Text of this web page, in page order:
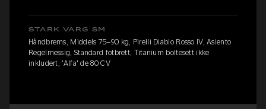
STARK VARG SM
Håndbrems, Middels 75–90 kg, Pirelli Diablo Rosso IV, Asiento
Regelmessig, Standard fotbrett, Titanium boltesett ikke
inkludert, 'Alfa' de 80 CV